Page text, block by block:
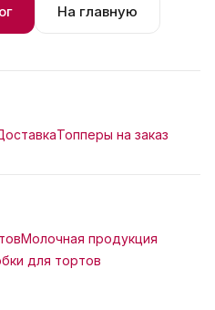
На главную
Топперы на заказ
Молочная продукция
для тортов